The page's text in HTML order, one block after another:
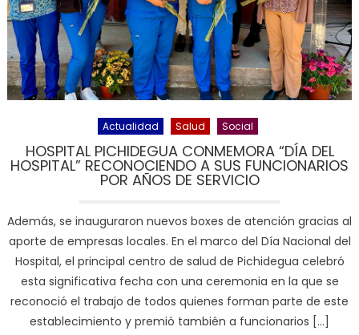
Actualidad Salud Social
HOSPITAL PICHIDEGUA CONMEMORA “DÍA DEL
HOSPITAL” RECONOCIENDO A SUS FUNCIONARIOS
POR AÑOS DE SERVICIO
Además, se inauguraron nuevos boxes de atención gracias al
aporte de empresas locales. En el marco del Día Nacional del
Hospital, el principal centro de salud de Pichidegua celebró
esta significativa fecha con una ceremonia en la que se
reconoció el trabajo de todos quienes forman parte de este
establecimiento y premió también a funcionarios […]